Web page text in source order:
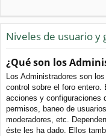
Niveles de usuario y
¿Qué son los
Los Administradores son
control sobre el foro entero.
acciones y configuraciones
permisos, baneo de
moderadores, etc.
éste les ha dado. Ellos